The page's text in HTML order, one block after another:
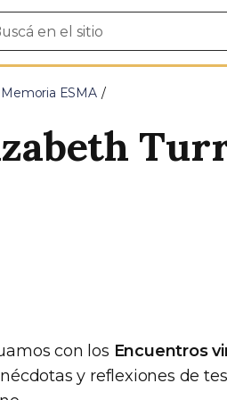
ESMA
con los Encuentros
y reflexiones de